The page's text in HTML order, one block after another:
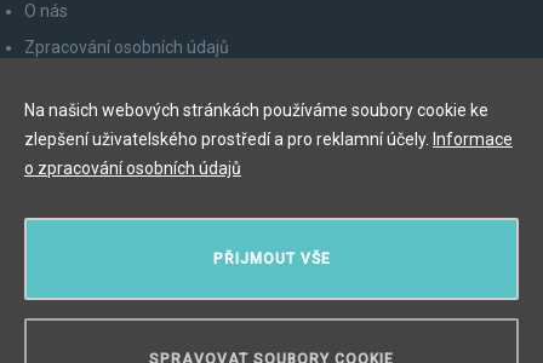
O nás
Zpracování osobních údajů
Odhlášení z newsletteru
Myslíková 245/3, 110 00 Praha 1
PŘIJMOUT VŠE
SPRAVOVAT SOUBORY COOKIE
Na našich webových stránkách používáme soubory cookie ke
zlepšení uživatelského prostředí a pro reklamní účely. Informace
o zpracování osobních údajů